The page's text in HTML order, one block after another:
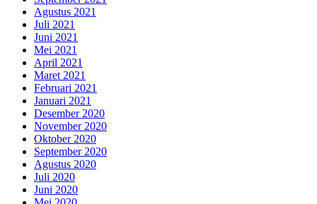
Agustus 2021
Juli 2021
Juni 2021
Mei 2021
April 2021
Maret 2021
Februari 2021
Januari 2021
Desember 2020
November 2020
Oktober 2020
September 2020
Agustus 2020
Juli 2020
Juni 2020